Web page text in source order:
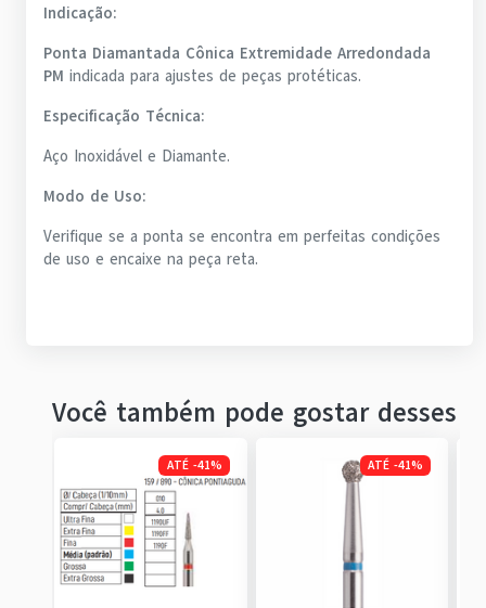
Indicação:
Ponta Diamantada Cônica Extremidade Arredondada
PM indicada para ajustes de peças protéticas.
Especificação Técnica:
Aço Inoxidável e Diamante.
Modo de Uso:
Verifique se a ponta se encontra em perfeitas condições
de uso e encaixe na peça reta.
Você também pode gostar desses
ATÉ -41% ATÉ-41%